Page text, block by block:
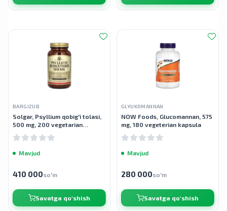
BARGIZUB
Solgar, Psyllium qobig'i tolasi,
500 mg, 200 vegetarian
Mavjud
410 000so'm
Savatga qo'shish
GLYUKOMANNAN
NOW Foods, Glucomannan, 575
mg, 180 vegeterian kapsula
Mavjud
280 000so'm
Savatga qo'shish